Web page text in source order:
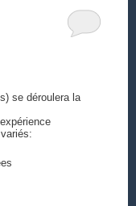
se déroulera la